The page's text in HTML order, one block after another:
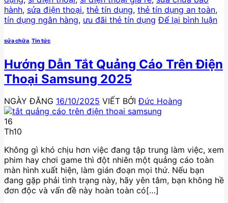
hành, sửa điện thoại, thẻ tín dụng, thẻ tín dụng an toàn,
tín dụng ngân hàng, ưu đãi thẻ tín dụng Để lại bình luận
sửa chữa Tin tức
Hướng Dẫn Tắt Quảng Cáo Trên Điện
Thoại Samsung 2025
NGÀY ĐĂNG 16/10/2025 VIẾT BỞIĐức Hoàng
16
Th10
Không gì khó chịu hơn việc đang tập trung làm việc, xem
phim hay chơi game thì đột nhiên một quảng cáo toàn
màn hình xuất hiện, làm gián đoạn mọi thứ. Nếu bạn
đang gặp phải tình trạng này, hãy yên tâm, bạn không hề
đơn độc và vấn đề này hoàn toàn có[…]